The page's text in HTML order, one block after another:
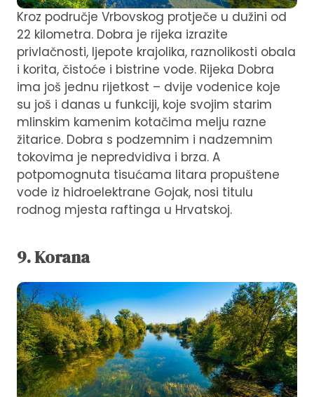
Kroz područje Vrbovskog protječe u dužini od
22 kilometra. Dobra je rijeka izrazite
privlačnosti, ljepote krajolika, raznolikosti obala
i korita, čistoće i bistrine vode. Rijeka Dobra
ima još jednu rijetkost – dvije vodenice koje
su još i danas u funkciji, koje svojim starim
mlinskim kamenim kotačima melju razne
žitarice. Dobra s podzemnim i nadzemnim
tokovima je nepredvidiva i brza. A
potpomognuta tisućama litara propuštene
vode iz hidroelektrane Gojak, nosi titulu
rodnog mjesta raftinga u Hrvatskoj.
9. Korana